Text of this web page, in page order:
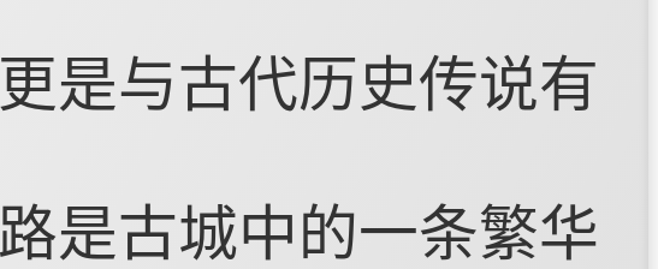
是与古代历史传说有
是古城中的一条繁华